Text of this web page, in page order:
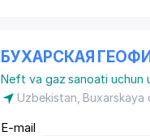
БУХАРСКАЯ
Neft va gaz sanoati uchun
Uzbekistan, Buxarskaya
E-mail